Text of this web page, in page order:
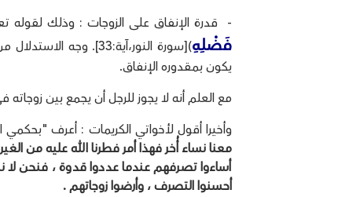
- قدرة الإنفاق على الزوجات : وذلك لقوله
فَضْلِهِ
)[سورة
يكون بمقدوره الإنفاق.
مع العلم أنه لا يجوز للرجل أن يجمع بين
وأخيرا أقول لأخواتي الكريمات : أعرف "بحكمي
معنا نساء أُخر فهذا أمر فطرنا الله عليه من
أساءوا تصرفهم عندما عددوا قدوة ، فنحن لا
أحسنوا التصرف ، وأرضوا زوجاتهم .